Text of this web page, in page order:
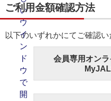
ご利用金額確認方法
以下のいずれかにてご確認い
会員専用オンラ